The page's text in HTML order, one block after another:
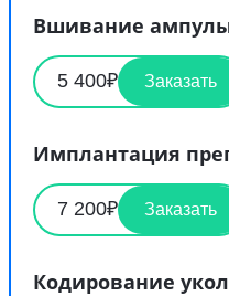
Вшивание
5 400₽ Заказать
Имплантация
7 200₽ Заказать
Кодирование